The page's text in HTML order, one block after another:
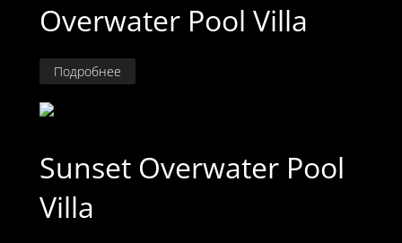
Overwater Pool Villa
Подробнее
Sunset Overwater Pool
Villa